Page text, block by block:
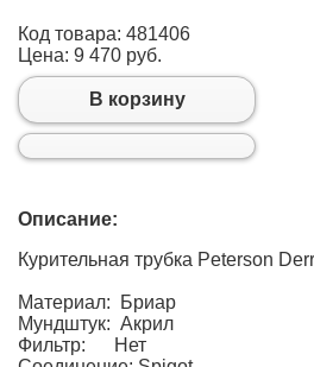
Код товара: 481406
Цена: 9 470 руб.
В корзину
Описание:
Курительная трубка Peterson
Материал: Бриар
Мундштук: Акрил
Фильтр: Нет